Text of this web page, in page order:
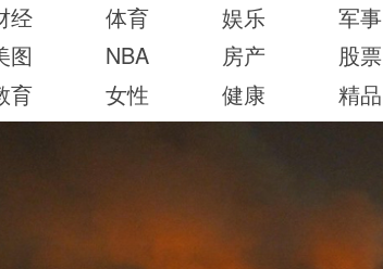
经 体育 娱乐 军事
图
NBA 房产 股票
育
女性 健康 精品